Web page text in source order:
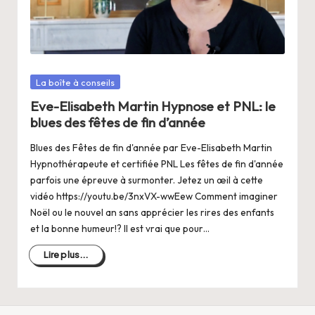
n
g
e
r
s
a
V
ie
Posté
La boîte à conseils
Eve-Elisabeth Martin Hypnose et PNL: le
blues des fêtes de fin d’année
Blues des Fêtes de fin d'année par Eve-Elisabeth Martin
Hypnothérapeute et certifiée PNL Les fêtes de fin d'année
parfois une épreuve à surmonter. Jetez un œil à cette
vidéo https://youtu.be/3nxVX-wwEew Comment imaginer
Noël ou le nouvel an sans apprécier les rires des enfants
et la bonne humeur!? Il est vrai que pour…
Lire plus...